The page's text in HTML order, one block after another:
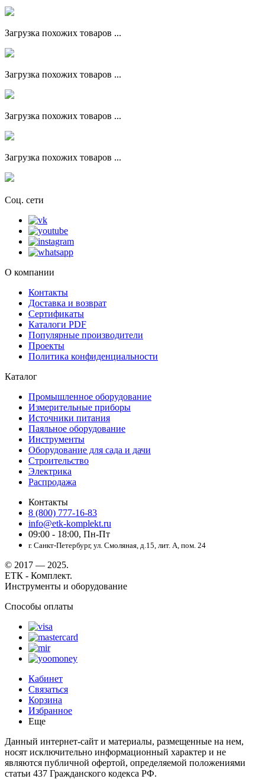
Загрузка похожих товаров ...
Загрузка похожих товаров ...
Загрузка похожих товаров ...
Загрузка похожих товаров ...
Соц. сети
О компании
Контакты
Доставка и возврат
Сертификаты
Каталоги PDF
Популярные производители
Проекты
Политика конфиденциальности
Каталог
Промышленное оборудование
Измерительные приборы
Источники питания
Паяльное оборудование
Инструменты
Оборудование для сада и дачи
Строительство
Электрика
Распродажа
Контакты
8 (800) 777-16-83
info@etk-komplekt.ru
09:00 - 18:00, Пн-Пт
г. Санкт-Петербург, ул. Смоляная, д.15, лит. А, пом. 24
© 2017 — 2025.
ЕТК - Комплект.
Инструменты и оборудование
Способы оплаты
Кабинет
Связаться
Корзина
Избранное
Еще
Данный интернет-сайт и материалы, размещенные на нем,
носят исключительно информационный характер и не
являются публичной офертой, определяемой положениями
статьи 437 Гражданского кодекса РФ.